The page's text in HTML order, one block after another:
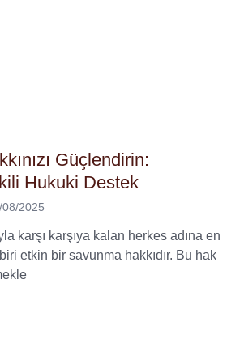
Güçlendirin:
Hukuki Destek
08/2025
karşı karşıya kalan herkes adına en
etkin bir savunma hakkıdır. Bu hak